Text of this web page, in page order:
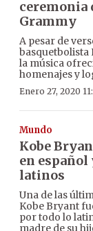
ceremonia
Grammy
A pesar de
basquetbolista
la música
homenajes y
Enero 27, 2020
Mundo
Kobe
en español
latinos
Una de las
Kobe Bryant
por todo lo
madre de su